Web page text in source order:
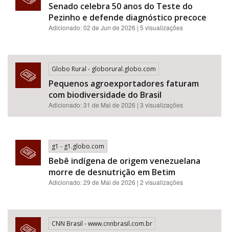
Senado celebra 50 anos do Teste do
Pezinho e defende diagnóstico precoce
Adicionado: 02 de Jun de 2026 | 5 visualizações
Globo Rural - globorural.globo.com
Pequenos agroexportadores faturam
com biodiversidade do Brasil
Adicionado: 31 de Mai de 2026 | 3 visualizações
g1 - g1.globo.com
Bebê indígena de origem venezuelana
morre de desnutrição em Betim
Adicionado: 29 de Mai de 2026 | 2 visualizações
CNN Brasil - www.cnnbrasil.com.br